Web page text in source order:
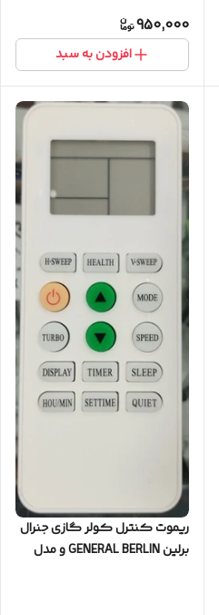
950,000
افزودن به سبد
ریموت کنترل کولر گازی جنرال
برلین GENERAL BERLIN و مدل